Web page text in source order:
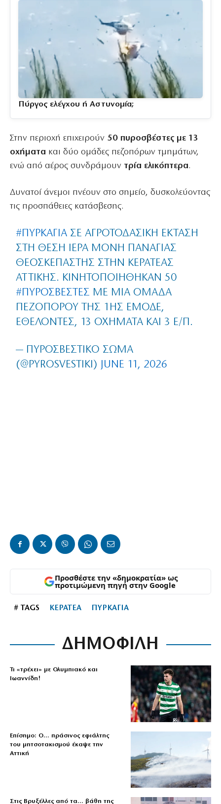
Πύργος ελέγχου ή Αστυνομία;
Στην περιοχή επιχειρούν 50 πυροσβέστες με 13
οχήματα και δύο ομάδες πεζοπόρων τμημάτων,
ενώ από αέρος συνδράμουν τρία ελικόπτερα.
Δυνατοί άνεμοι πνέουν στο σημείο, δυσκολεύοντας
τις προσπάθειες κατάσβεσης.
#ΠΥΡΚΑΓΙΆ ΣΕ ΑΓΡΟΤΟΔΑΣΙΚΉ ΈΚΤΑΣΗ
ΣΤΗ ΘΈΣΗ ΙΕΡΆ ΜΟΝΉ ΠΑΝΑΓΊΑΣ
ΘΕΟΣΚΈΠΑΣΤΗΣ ΣΤΗΝ ΚΕΡΑΤΈΑΣ
ΑΤΤΙΚΉΣ. ΚΙΝΗΤΟΠΟΙΉΘΗΚΑΝ 50
#ΠΥΡΟΣΒΈΣΤΕΣ ΜΕ ΜΊΑ ΟΜΆΔΑ
ΠΕΖΟΠΌΡΟΥ ΤΗΣ 1ΗΣ ΕΜΟΔΕ,
ΕΘΕΛΟΝΤΈΣ, 13 ΟΧΉΜΑΤΑ ΚΑΙ 3 Ε/Π.
— ΠΥΡΟΣΒΕΣΤΙΚΌ ΣΏΜΑ
(@PYROSVESTIKI)
JUNE 11, 2026
Προσθέστε την «δημοκρατία» ως
προτιμώμενη πηγή στην Google
# TAGS ΚΕΡΑΤΕΑ ΠΥΡΚΑΓΙΑ
ΔΗΜΟΦΙΛΗ
Τι «τρέχει» με Ολυμπιακό και
Ιωαννίδη!
Επίσημο: Ο… πράσινος εφιάλτης
του μητσοτακισμού έκαψε την
Αττική
Στις Βρυξέλλες από τα… βάθη της